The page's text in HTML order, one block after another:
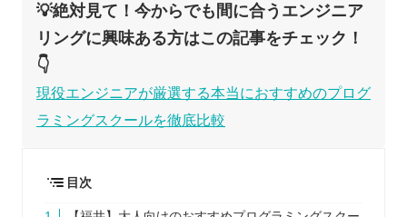
💡絶対見て！今からでも間に合うエンジニア
リングに興味ある方はこの記事をチェック！
👇
現役エンジニアが厳選する本当におすすめのプログ
ラミングスクールを徹底比較
目次